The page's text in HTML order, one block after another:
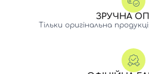
ЗРУЧНА
Тільки оригінальна